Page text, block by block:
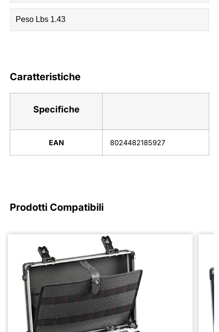
Peso Lbs 1.43
Caratteristiche
Specifiche
EAN 8024482185927
Prodotti Compatibili